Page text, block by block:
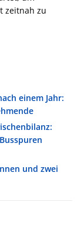
zeitnah zu
einem Jahr:
und zwei